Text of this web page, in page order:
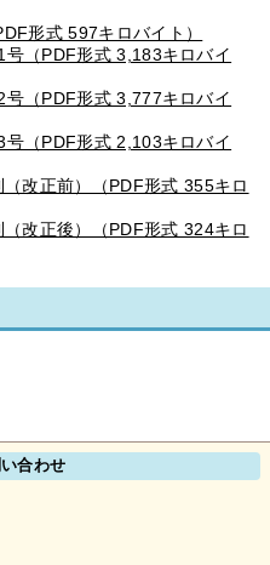
形式 597キロバイト）
（PDF形式 3,183キロバイ
（PDF形式 3,777キロバイ
（PDF形式 2,103キロバイ
改正前）（PDF形式 355キロ
改正後）（PDF形式 324キロ
合わせ